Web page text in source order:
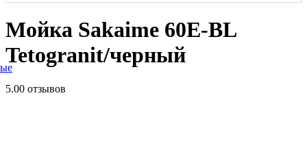
Мойка Sakaime 60E-BL
Tetogranit/черный
5.00 отзывов